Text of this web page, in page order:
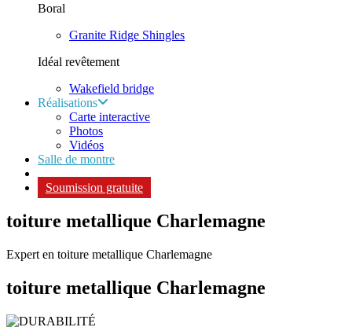
Boral
Granite Ridge Shingles
Idéal revêtement
Wakefield bridge
Réalisations
Carte interactive
Photos
Vidéos
Salle de montre
Soumission gratuite
toiture metallique Charlemagne
Expert en toiture metallique Charlemagne
toiture metallique Charlemagne